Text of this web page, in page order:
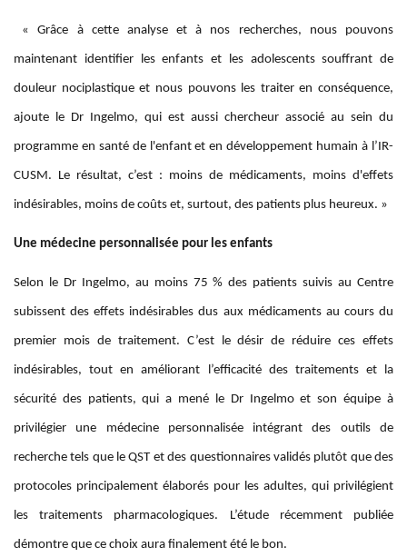
« Grâce à cette analyse et à nos recherches, nous pouvons
maintenant identifier les enfants et les adolescents souffrant de
douleur nociplastique et nous pouvons les traiter en conséquence,
ajoute le Dr Ingelmo, qui est aussi chercheur associé au sein du
programme en santé de l'enfant et en développement humain à l’IR-
CUSM. Le résultat, c’est : moins de médicaments, moins d'effets
indésirables, moins de coûts et, surtout, des patients plus heureux. »
Une médecine personnalisée pour les enfants
Selon le Dr Ingelmo, au moins 75 % des patients suivis au Centre
subissent des effets indésirables dus aux médicaments au cours du
premier mois de traitement. C’est le désir de réduire ces effets
indésirables, tout en améliorant l’efficacité des traitements et la
sécurité des patients, qui a mené le Dr Ingelmo et son équipe à
privilégier une médecine personnalisée intégrant des outils de
recherche tels que le QST et des questionnaires validés plutôt que des
protocoles principalement élaborés pour les adultes, qui privilégient
les traitements pharmacologiques. L’étude récemment publiée
démontre que ce choix aura finalement été le bon.